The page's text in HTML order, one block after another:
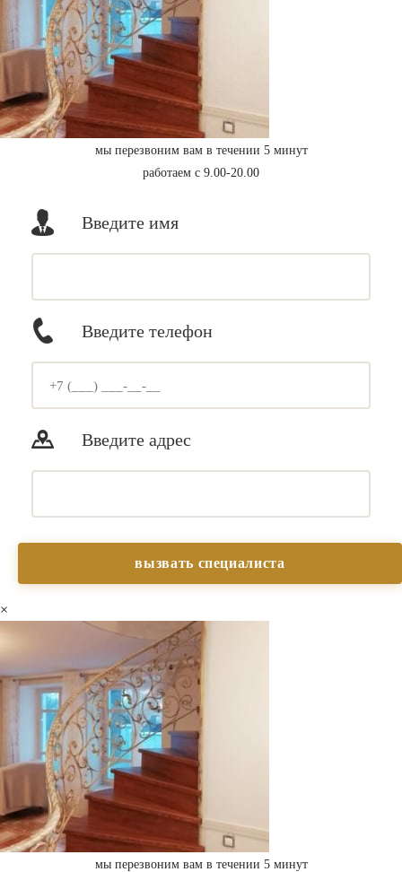
мы перезвоним вам в течении 5 минут
работаем с 9.00-20.00
Введите имя
Введите телефон
Введите адрес
×
мы перезвоним вам в течении 5 минут